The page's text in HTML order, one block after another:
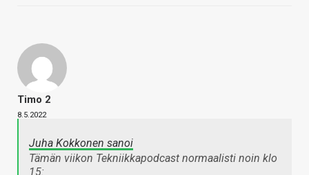
Timo 2
8.5.2022
Juha Kokkonen sanoi
Tämän viikon Tekniikkapodcast normaalisti noin klo
15: